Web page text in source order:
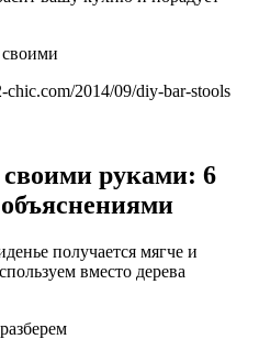
2014/09/diy-bar-stools
руками: 6
получается мягче и
вместо дерева